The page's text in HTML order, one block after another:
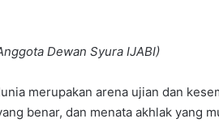
Dewan Syura IJABI)
merupakan arena ujian dan
benar, dan menata akhlak yang